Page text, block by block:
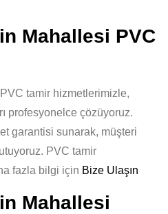
Mahallesi PVC
tamir hizmetlerimizle,
profesyonelce çözüyoruz.
garantisi sunarak, müşteri
PVC tamir
fazla bilgi için Bize Ulaşın
Mahallesi